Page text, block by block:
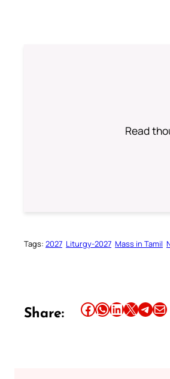
Read
Tags: 2027 Liturgy-2027 Mass in Tamil
Share: Share this article on Facebook Share this article on WhatsApp Share this article on LinkedIn Share this article on X Share this article on TelegramEmail this Article